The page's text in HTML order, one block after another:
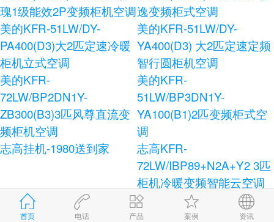
首页 电话 产品 案例 资讯
瑰1级能效2P变频柜机空调逸变频柜式空调
美的KFR-51LW/DY-
PA400(D3)大2匹定速冷暖
柜机立式空调
美的KFR-51LW/DY-
YA400(D3) 大2匹定速定频
智行圆柜机空调
美的KFR-
72LW/BP2DN1Y-
ZB300(B3)3匹风尊直流变
频柜机空调
美的KFR-
51LW/BP3DN1Y-
YA100(B1)2匹变频柜式空
调
志高挂机-1980送到家
志高KFR-
72LW/IBP89+N2A+Y2 3匹
柜机冷暖变频智能云空调
志高KFR-120LW/E41+N3
柜式空调
志高KFR-72LW/AS36+N3
健康宝独立除湿柜式空调